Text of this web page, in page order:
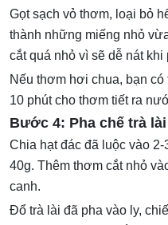
Gọt sạch vỏ thơm, loại bỏ
thành những miếng nhỏ
cắt quá nhỏ vì sẽ dễ nát khi
Nếu thơm hơi chua, bạn
10 phút cho thơm tiết ra
Bước 4: Pha chế trà
Chia hạt đác đã luộc vào
40g. Thêm thơm cắt nhỏ
canh.
Đổ trà lài đã pha vào ly,